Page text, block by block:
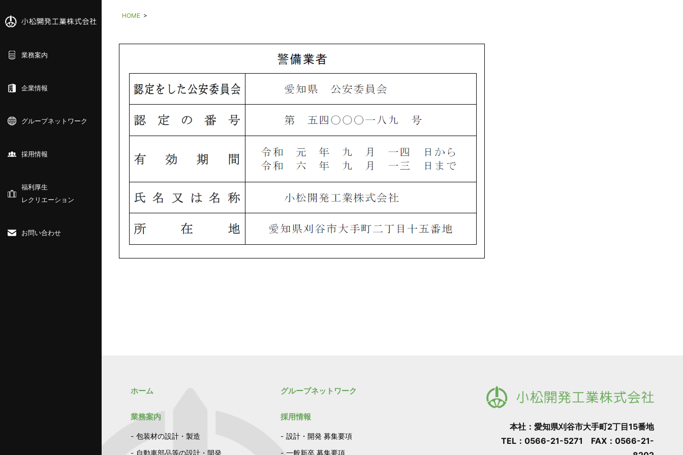
業務案内
企業情報
グループネットワーク
採用情報
福利厚生
レクリエーション
お問い合わせ
HOME >
ホーム
業務案内
包装材の設計・製造
自動車部品等の設計・開発
グループネットワーク
採用情報
設計・開発 募集要項
一般新卒 募集要項
本社：愛知県刈谷市大手町2丁目15番地
TEL：0566-21-5271 FAX：0566-21-